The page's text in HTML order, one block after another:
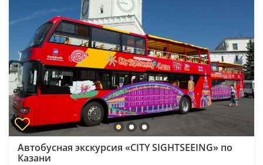
Автобусная экскурсия «CITY SIGHTSEEING» по
Казани